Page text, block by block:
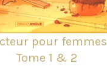
pour femmes
Tome 1 & 2